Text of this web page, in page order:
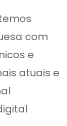
com
e
atuais e